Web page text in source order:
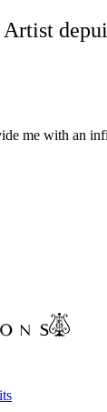
me with an